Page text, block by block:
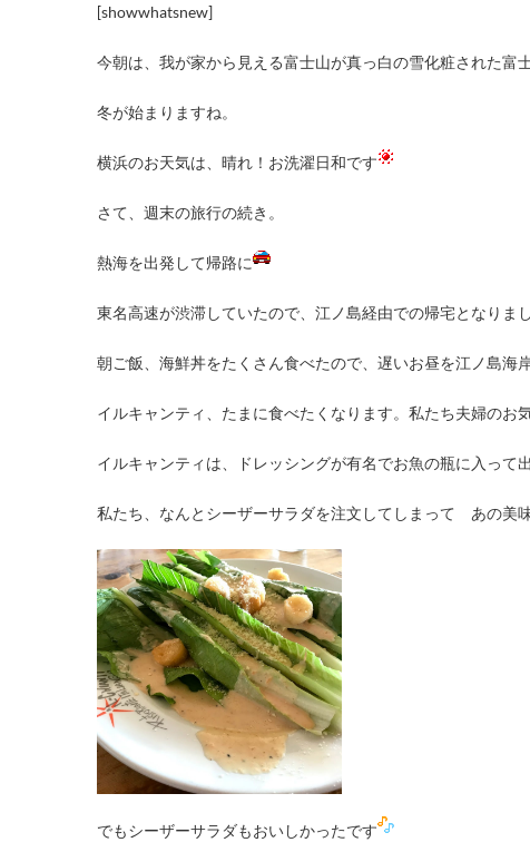
[showwhatsnew]
今朝は、我が家から見える富士山が真っ白の雪化粧された富
冬が始まりますね。
横浜のお天気は、晴れ！お洗濯日和です
さて、週末の旅行の続き。
熱海を出発して帰路に
東名高速が渋滞していたので、江ノ島経由での帰宅となりまし
朝ご飯、海鮮丼をたくさん食べたので、遅いお昼を江ノ島海
イルキャンティ、たまに食べたくなります。私たち夫婦のお
イルキャンティは、ドレッシングが有名でお魚の瓶に入って
私たち、なんとシーザーサラダを注文してしまって あの美
でもシーザーサラダもおいしかったです